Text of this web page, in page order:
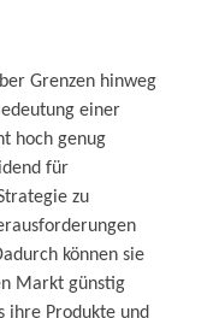
Grenzen hinweg
einer
hoch genug
für
zu
können sie
Markt günstig
ihre Produkte und